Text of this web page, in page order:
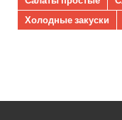
Холодные закуски